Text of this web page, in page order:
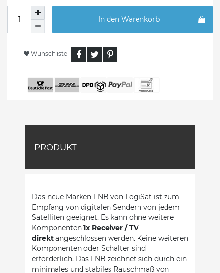
In den Warenkorb
Wunschliste
PRODUKT
Das neue Marken-LNB von LogiSat ist zum
Empfang von digitalen Sendern von jedem
Satelliten geeignet. Es kann ohne weitere
Komponenten 1x Receiver / TV
direkt angeschlossen werden. Keine weiteren
Komponenten oder Schalter sind
erforderlich. Das LNB zeichnet sich durch ein
minimales und stabiles Rauschmaß von